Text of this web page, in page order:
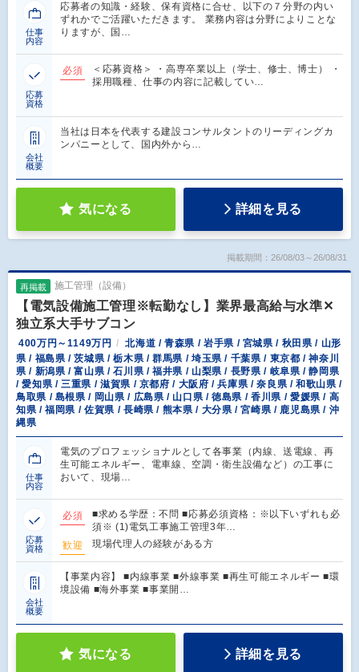
仕事
内容
応募者の知識・経験、保有資格に合せ、以下の７分野の内い
ずれかでご活躍いただきます。 業務内容は分野によりことな
りますが、国…
応募
資格
必須
＜応募資格＞ ・高専卒業以上（学士、修士、博士） ・
採用職種、仕事の内容に記載してい…
会社
概要
当社は日本を代表する建設コンサルタントのリーディングカ
ンパニーとして、国内外から…
気になる 詳細を見る
掲載期間：26/08/03～26/08/31
再掲載 施工管理（設備）
【電気設備施工管理※転勤なし】業界最高給与水準✕
独立系大手サブコン
400万円～1149万円
北海道 / 青森県 / 岩手県 / 宮城県 / 秋田県 / 山形
県 / 福島県 / 茨城県 / 栃木県 / 群馬県 / 埼玉県 / 千葉県 / 東京都 / 神奈川
県 / 新潟県 / 富山県 / 石川県 / 福井県 / 山梨県 / 長野県 / 岐阜県 / 静岡県
/ 愛知県 / 三重県 / 滋賀県 / 京都府 / 大阪府 / 兵庫県 / 奈良県 / 和歌山県 /
鳥取県 / 島根県 / 岡山県 / 広島県 / 山口県 / 徳島県 / 香川県 / 愛媛県 / 高
知県 / 福岡県 / 佐賀県 / 長崎県 / 熊本県 / 大分県 / 宮崎県 / 鹿児島県 / 沖
縄県
仕事
内容
電気のプロフェッショナルとして各事業（内線、送電線、再
生可能エネルギー、電車線、空調・衛生設備など）の工事に
おいて、現場…
応募
資格
必須
■求める学歴：不問 ■応募必須資格：※以下いずれも必
須※ (1)電気工事施工管理3年…
歓迎
現場代理人の経験がある方
会社
概要
【事業内容】 ■内線事業 ■外線事業 ■再生可能エネルギー ■環
境設備 ■海外事業 ■事業開…
気になる 詳細を見る